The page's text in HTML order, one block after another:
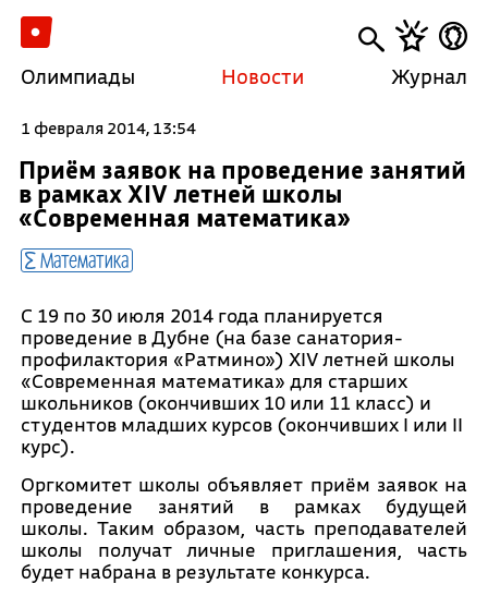
Олимпиады Новости Журнал
1 февраля 2014, 13:54
Приём заявок на проведение занятий
в рамках XIV летней школы
«Современная математика»
Математика
С 19 по 30 июля 2014 года планируется
проведение в Дубне (на базе санатория-
профилактория «Ратмино») XIV летней школы
«Современная математика» для старших
школьников (окончивших 10 или 11 класс) и
студентов младших курсов (окончивших I или II
курс).
Оргкомитет школы объявляет приём заявок на
проведение занятий в рамках будущей
школы. Таким образом, часть преподавателей
школы получат личные приглашения, часть
будет набрана в результате конкурса.